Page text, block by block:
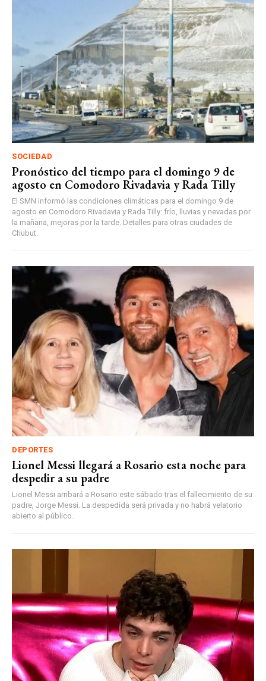
SOCIEDAD
Pronóstico del tiempo para el domingo 9 de
agosto en Comodoro Rivadavia y Rada Tilly
El SMN informó las condiciones climáticas para el domingo 9 de
agosto en Comodoro Rivadavia y Rada Tilly: frío, lluvias y nevadas por
la mañana, mejoras por la tarde. Detalles para otras ciudades de
Chubut.
DEPORTES
Lionel Messi llegará a Rosario esta noche para
despedir a su padre
Lionel Messi arribará a Rosario este sábado tras el fallecimiento de su
padre, Jorge Messi. La despedida será privada y no habrá velatorio
abierto al público.